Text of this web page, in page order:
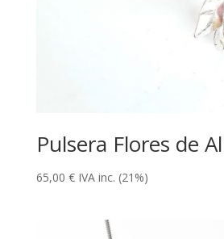
Pulsera Flores de
65,00 € IVA inc. (21%)